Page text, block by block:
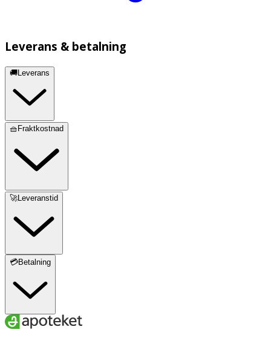
Leverans & betalning
🚚Leverans
🧺Fraktkostnad
🚀Leveranstid
💳Betalning